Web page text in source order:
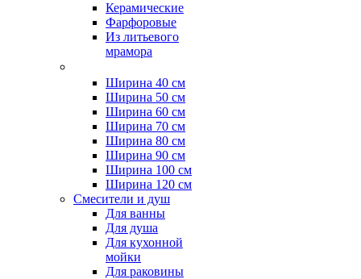
Керамические
Фарфоровые
Из литьевого
мрамора
Ширина 40 см
Ширина 50 см
Ширина 60 см
Ширина 70 см
Ширина 80 см
Ширина 90 см
Ширина 100 см
Ширина 120 см
Смесители и душ
Для ванны
Для душа
Для кухонной
мойки
Для раковины